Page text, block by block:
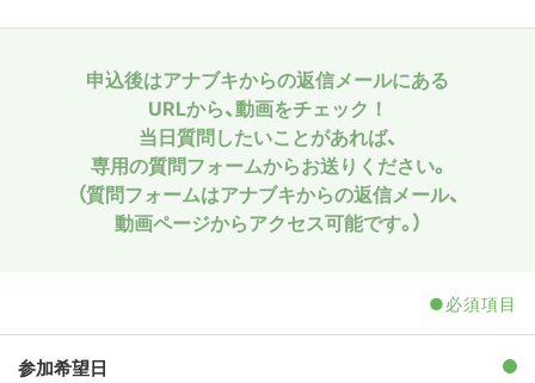
申込後はアナブキからの返信メールにある
URLから、動画をチェック！
当日質問したいことがあれば、
専用の質問フォームからお送りください。
（質問フォームはアナブキからの返信メール、
動画ページからアクセス可能です。）
●必須項目
参加希望日